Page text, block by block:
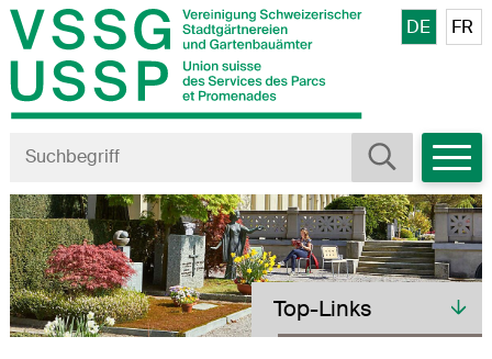
Navigieren in VSSG/USSP
Schnellnavigation
Suchbegriff
Suche starten
Bitte
DE FR
Toplinks
Top-Links